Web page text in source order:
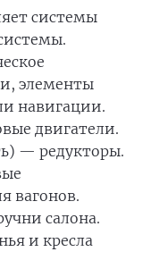
системы
элементы
навигации.
двигатели.
— редукторы.
вагонов.
салона.
и кресла